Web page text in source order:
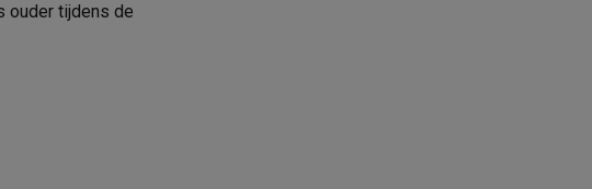
ouder tijdens de